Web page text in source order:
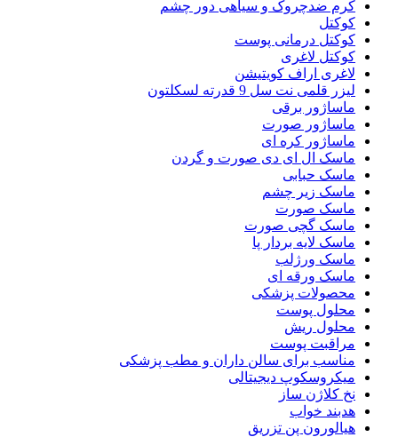
کرم ضدچروک و سیاهی دور چشم
کوکتل
کوکتل درمانی پوست
کوکتل لاغری
لاغری اراف کویتیشن
لیزر قلمی نت سل 9 قدرته لسکلتون
ماساژور برقی
ماساژور صورت
ماساژور کره ای
ماسک ال ای دی صورت و گردن
ماسک حبابی
ماسک زیر چشم
ماسک صورت
ماسک گچی صورت
ماسک لایه بردار پا
ماسک ورژلب
ماسک ورقه ای
محصولات پزشکی
محلول پوست
محلول ریش
مراقبت پوست
مناسب برای سالن داران و مطب پزشکی
میکروسکوپ دیجیتالی
نخ کلاژن ساز
هدبند خواب
هیالورون پن تزریق